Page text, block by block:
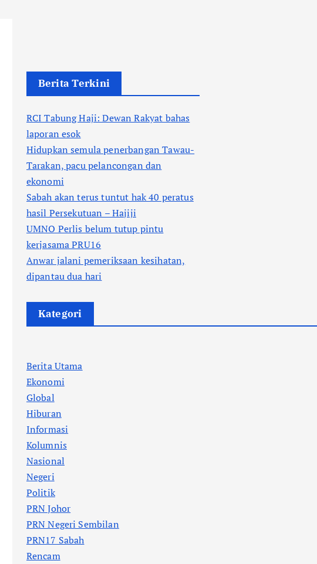
Berita Terkini
RCI Tabung Haji: Dewan Rakyat bahas
laporan esok
Hidupkan semula penerbangan Tawau-
Tarakan, pacu pelancongan dan
ekonomi
Sabah akan terus tuntut hak 40 peratus
hasil Persekutuan – Hajiji
UMNO Perlis belum tutup pintu
kerjasama PRU16
Anwar jalani pemeriksaan kesihatan,
dipantau dua hari
Kategori
Berita Utama
Ekonomi
Global
Hiburan
Informasi
Kolumnis
Nasional
Negeri
Politik
PRN Johor
PRN Negeri Sembilan
PRN17 Sabah
Rencam